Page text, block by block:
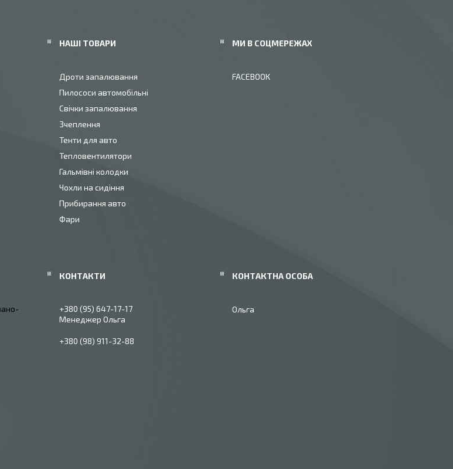
НАШІ ТОВАРИ
Дроти запалювання
Пилососи автомобільні
Свічки запалювання
Зчеплення
Тенти для авто
Тепловентилятори
Гальмівні колодки
Чохли на сидіння
Прибирання авто
Фари
МИ В СОЦМЕРЕЖАХ
FACEBOOK
+380 (95) 647-17-17
Менеджер Ольга
+380 (98) 911-32-88
Ольга